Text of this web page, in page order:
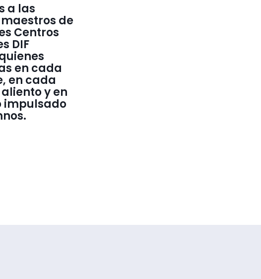
a las
de
Centros
DIF
en cada
en cada
y en
impulsado